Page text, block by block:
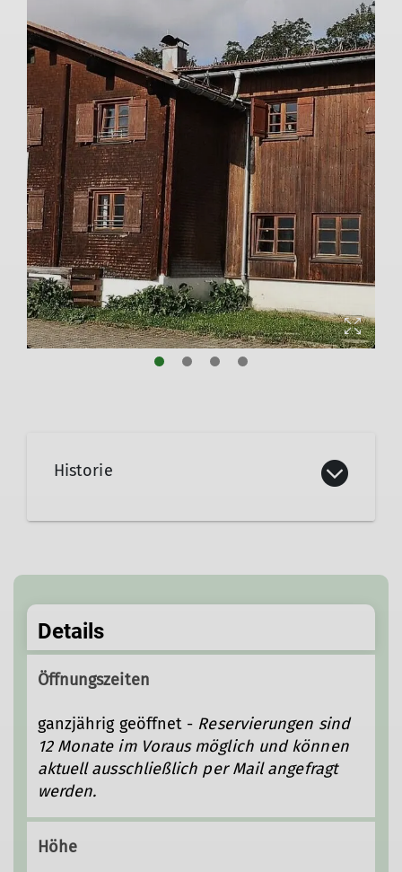
Historie
Mondspitze. Ein Paradies für Wanderer,
Schneeschuhgeher, denen das
holzvertäfelte Haus 41
Zweibettzimmer, 2 Vierer- und 2 Sechser-
Lager. Dazu kommen zwei
Aufenthaltsräume – ein kleinerer für 15
Personen, ein großer für 30 – plus drei
Kücheneinheiten mit Zweiplattenherd,
Spüle und Kühlschrank. Reichlich Platz
also, auch für mehrere Gruppen, und
perfekt für Familien mit Kindern. Ginge es
Details
Öffnungszeiten
ganzjährig geöffnet - Reservierungen sind
12 Monate im Voraus möglich und können
aktuell ausschließlich per Mail angefragt
werden.
Höhe